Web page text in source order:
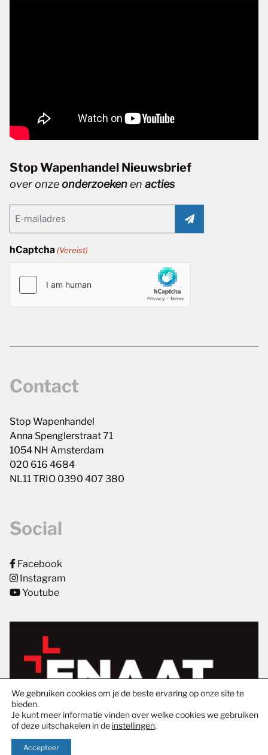
Stop Wapenhandel Nieuwsbrief
over onzeonderzoekenen acties
(Vereist)
hCaptcha (Vereist)
Contact
Stop Wapenhandel
Anna Spenglerstraat 71
1054 NH Amsterdam
020 616 4684
NL11 TRIO 0390 407 380
Social
Facebook
Instagram
Youtube
We gebruiken cookies om je de beste ervaring op onze site te
bieden.
Je kunt meer informatie vinden over welke cookies we gebruiken
of deze uitschakelen in de instellingen.
Accepteer